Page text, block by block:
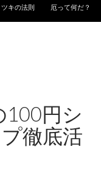
ツキの法則 厄って何だ？
100円シ
徹底活